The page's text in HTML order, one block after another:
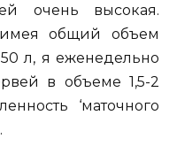
очень высокая.
имея общий объем
л, я еженедельно
в объеме 1,5-2
‘маточного